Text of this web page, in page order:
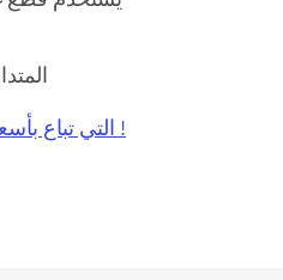
التي تباع بأسعار تنافسية للغاية !